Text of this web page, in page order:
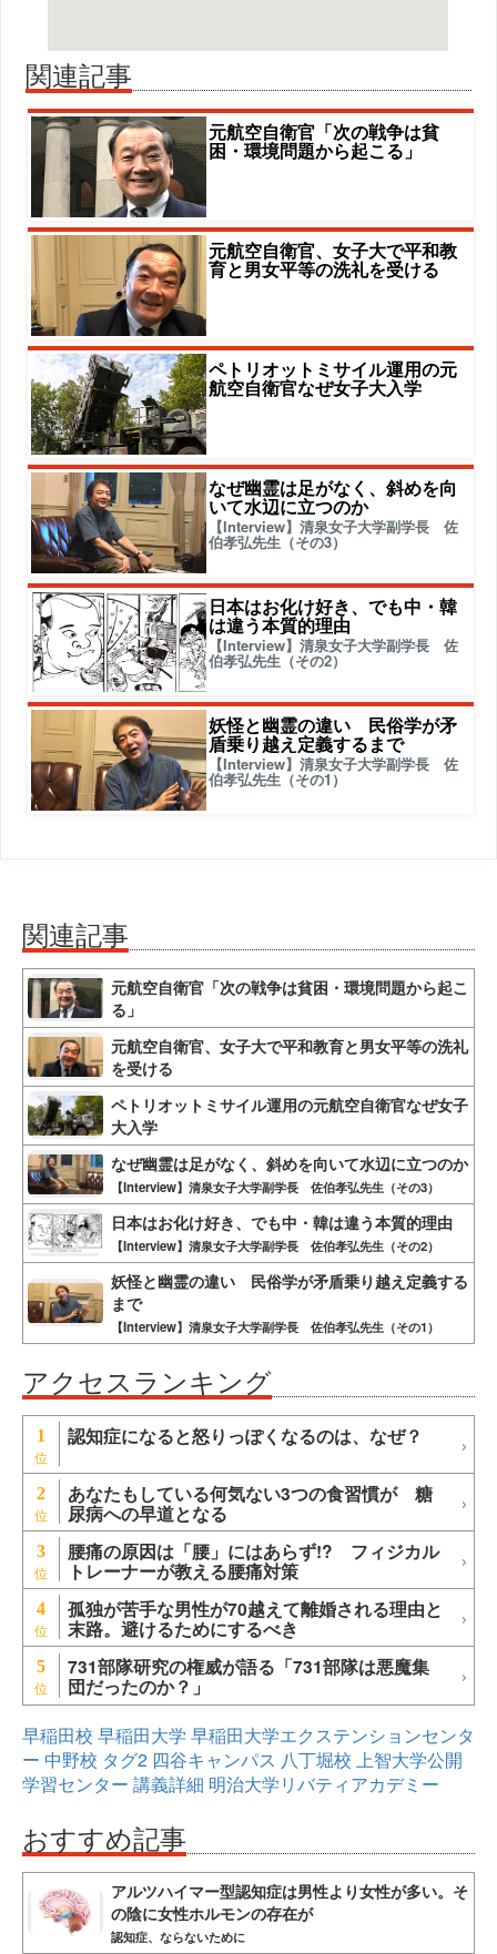
関連記事
元航空自衛官「次の戦争は貧
困・環境問題から起こる」
元航空自衛官、女子大で平和教
育と男女平等の洗礼を受ける
ペトリオットミサイル運用の元
航空自衛官なぜ女子大入学
なぜ幽霊は足がなく、斜めを向
いて水辺に立つのか
【Interview】清泉女子大学副学長 佐
伯孝弘先生（その3）
日本はお化け好き、でも中・韓
は違う本質的理由
【Interview】清泉女子大学副学長 佐
伯孝弘先生（その2）
妖怪と幽霊の違い 民俗学が矛
盾乗り越え定義するまで
【Interview】清泉女子大学副学長 佐
伯孝弘先生（その1）
関連記事
元航空自衛官「次の戦争は貧困・環境問題から起こ
る」
元航空自衛官、女子大で平和教育と男女平等の洗礼
を受ける
ペトリオットミサイル運用の元航空自衛官なぜ女子
大入学
なぜ幽霊は足がなく、斜めを向いて水辺に立つのか
【Interview】清泉女子大学副学長 佐伯孝弘先生（その3）
日本はお化け好き、でも中・韓は違う本質的理由
【Interview】清泉女子大学副学長 佐伯孝弘先生（その2）
妖怪と幽霊の違い 民俗学が矛盾乗り越え定義する
まで
【Interview】清泉女子大学副学長 佐伯孝弘先生（その1）
アクセスランキング
1 認知症になると怒りっぽくなるのは、なぜ？
2 あなたもしている何気ない3つの食習慣が 糖
尿病への早道となる
3 腰痛の原因は「腰」にはあらず!? フィジカル
トレーナーが教える腰痛対策
4 孤独が苦手な男性が70越えて離婚される理由と
末路。避けるためにするべき
5 731部隊研究の権威が語る「731部隊は悪魔集
団だったのか？」
早稲田校 早稲田大学 早稲田大学エクステンションセンタ
ー 中野校 タグ2 四谷キャンパス 八丁堀校 上智大学公開
学習センター 講義詳細 明治大学リバティアカデミー
おすすめ記事
アルツハイマー型認知症は男性より女性が多い。そ
の陰に女性ホルモンの存在が
認知症、ならないために